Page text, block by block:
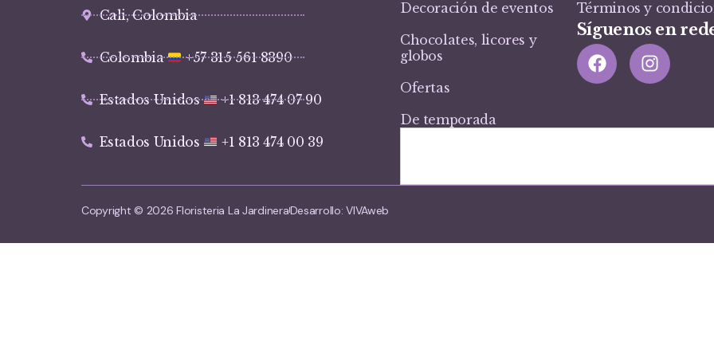
Cali, Colombia
Colombia +57 315 561 8390
Estados Unidos +1 813 474 07 90
Estados Unidos +1 813 474 00 39
Decoración de eventos
Chocolates, licores y
globos
Ofertas
De temporada
Términos y
Síguenos en
Copyright © 2026 Floristeria La JardineraDesarrollo: VIVAweb